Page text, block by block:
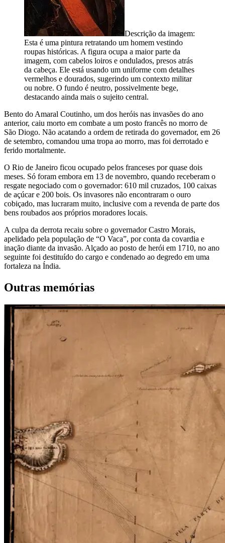
Descrição da imagem:
Esta é uma pintura retratando um homem vestindo
roupas históricas. A figura ocupa a maior parte da
imagem, com cabelos loiros e ondulados, presos atrás
da cabeça. Ele está usando um uniforme com detalhes
vermelhos e dourados, sugerindo um contexto militar
ou nobre. O fundo é neutro, possivelmente bege,
destacando ainda mais o sujeito central.
Bento do Amaral Coutinho, um dos heróis nas invasões do ano
anterior, caiu morto em combate a um posto francês no morro de
São Diogo. Não acatando a ordem de retirada do governador, em 26
de setembro, comandou uma tropa ao morro, mas foi derrotado e
ferido mortalmente.
O Rio de Janeiro ficou ocupado pelos franceses por quase dois
meses. Só foram embora em 13 de novembro, quando receberam o
resgate negociado com o governador: 610 mil cruzados, 100 caixas
de açúcar e 200 bois. Os invasores não encontraram o ouro
cobiçado, mas lucraram muito, inclusive com a revenda de parte dos
bens roubados aos próprios moradores locais.
A culpa da derrota recaiu sobre o governador Castro Morais,
apelidado pela população de “O Vaca”, por conta da covardia e
inação diante da invasão. Alçado ao posto de herói em 1710, no ano
seguinte foi destituído do cargo e condenado ao degredo em uma
fortaleza na Índia.
Outras memórias